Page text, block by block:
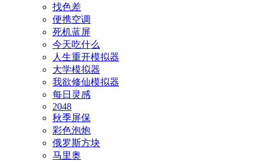
找色差
便携空调
死机蓝屏
今天吃什么
人生重开模拟器
大学模拟器
我欲修仙模拟器
每日灵感
2048
秋季屏保
彩色泡炮
俄罗斯方块
马里奥